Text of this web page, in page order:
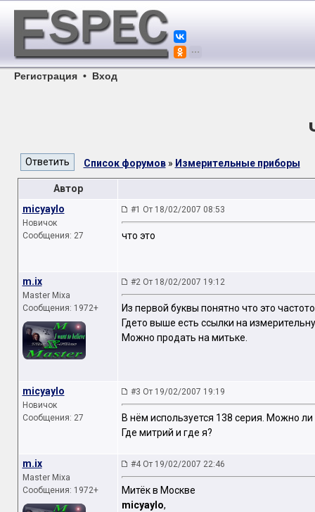
Регистрация • Вход
Список форумов» Измерительные приборы
Автор
micyaylo
Новичок
Сообщения: 27
#1 От 18/02/2007 08:53
что это
m.ix
Master Mixa
Сообщения: 1972+
#2 От 18/02/2007 19:12
Из первой буквы понятно что это
Гдето выше есть ссылки на
Можно продать на митьке.
micyaylo
Новичок
Сообщения: 27
#3 От 19/02/2007 19:19
В нём используется 138 серия. Можно
Где митрий и где я?
m.ix
Master Mixa
Сообщения: 1972+
#4 От 19/02/2007 22:46
Митёк в Москве
micyaylo,